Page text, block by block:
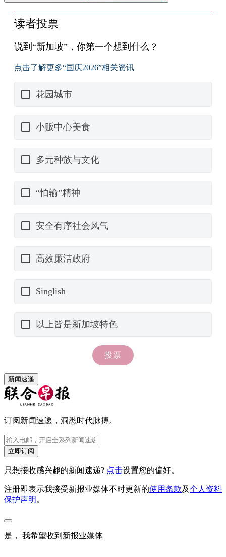
新闻速递
订阅新闻速递，洞悉时代脉搏。
立即订阅
只想接收感兴趣的新闻速递? 点击设置您的偏好。
注册即表示我接受新报业媒体不时更新的使用条款及个人资料
保护声明 。
是， 我希望收到新报业媒体